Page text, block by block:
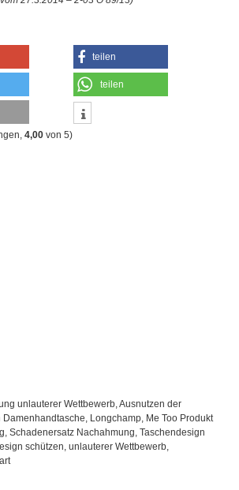
teilen
teilen
4,00 von 5)
unlauterer Wettbewerb,Ausnutzen der
Damenhandtasche, Longchamp, Me Too Produkt
, Schadenersatz Nachahmung, Taschendesign
schützen, unlauterer Wettbewerb,